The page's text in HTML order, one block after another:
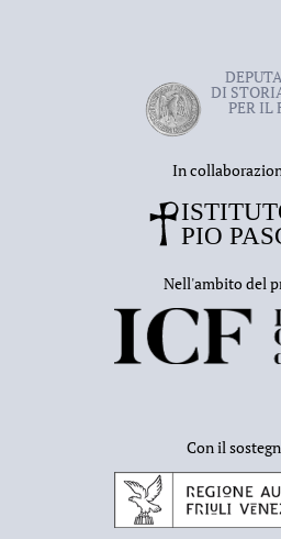
DI
PER IL
In
Nell'ambito del
Con il